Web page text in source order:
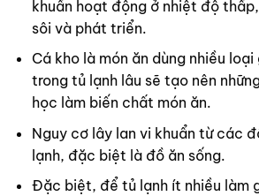
khuẩn hoạt động ở nhiệt độ
sôi và phát triển.
Cá kho là món ăn dùng nhiều
trong tủ lạnh lâu sẽ tạo nên
học làm biến chất món ăn.
Nguy cơ lây lan vi khuẩn từ các
lạnh, đặc biệt là đồ ăn sống.
Đặc biệt, để tủ lạnh ít nhiều làm